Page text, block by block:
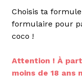
Choisis ta
formulaire pour
coco !
Attention ! À
moins de 18 ans